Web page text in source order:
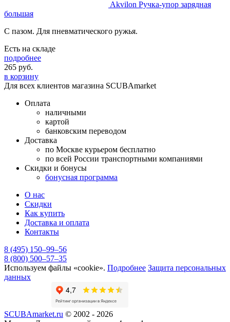
Akvilon Ручка-упор зарядная
большая
С пазом. Для пневматического ружья.
Есть на складе
подробнее
265 руб.
в корзину
Для всех клиентов магазина SCUBAmarket
Оплата
наличными
картой
банковским переводом
Доставка
по Москве курьером бесплатно
по всей России транспортными компаниями
Скидки и бонусы
бонусная программа
О нас
Скидки
Как купить
Доставка и оплата
Контакты
8 (495) 150–99–56
8 (800) 500–57–35
Используем файлы «cookie». Подробнее Защита персональных
данных
SCUBAmarket.ru © 2002 - 2026